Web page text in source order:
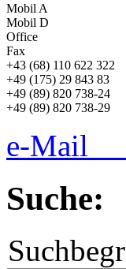
Mobil A
Mobil D
Office
Fax
+43 (68) 110 622 322
+49 (175) 29 843 83
+49 (89) 820 738-24
+49 (89) 820 738-29
e-Mail
Suche: